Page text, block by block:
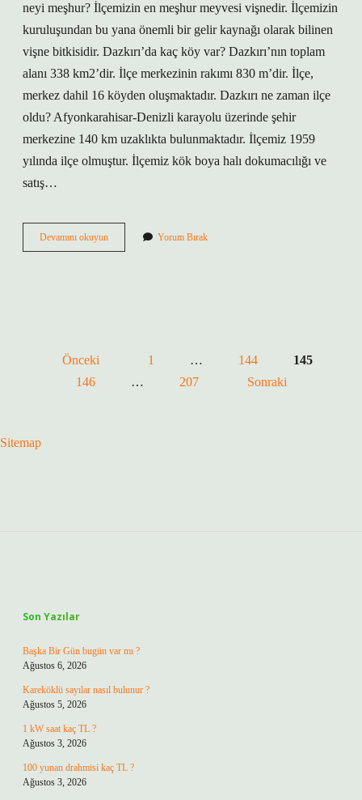
neyi meşhur? İlçemizin en meşhur meyvesi vişnedir. İlçemizin
kuruluşundan bu yana önemli bir gelir kaynağı olarak bilinen
vişne bitkisidir. Dazkırı’da kaç köy var? Dazkırı’nın toplam
alanı 338 km2’dir. İlçe merkezinin rakımı 830 m’dir. İlçe,
merkez dahil 16 köyden oluşmaktadır. Dazkırı ne zaman ilçe
oldu? Afyonkarahisar-Denizli karayolu üzerinde şehir
merkezine 140 km uzaklıkta bulunmaktadır. İlçemiz 1959
yılında ilçe olmuştur. İlçemiz kök boya halı dokumacılığı ve
satış…
Devamını okuyunDazkırı
Adı
Yorum Bırak
sayfalaması
Önceki 1 … 144
145
146
… 207 Sonraki
Sitemap
Son Yazılar
Başka Bir Gün bugün var mı ?
Ağustos 6, 2026
Kareköklü sayılar nasıl bulunur ?
Ağustos 5, 2026
1 kW saat kaç TL ?
Ağustos 3, 2026
100 yunan drahmisi kaç TL ?
Ağustos 3, 2026